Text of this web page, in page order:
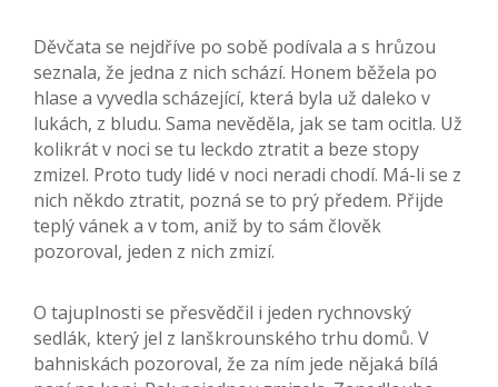
Děvčata se nejdříve po sobě podívala a s hrůzou
seznala, že jedna z nich schází. Honem běžela po
hlase a vyvedla scházející, která byla už daleko v
lukách, z bludu. Sama nevěděla, jak se tam ocitla. Už
kolikrát v noci se tu leckdo ztratit a beze stopy
zmizel. Proto tudy lidé v noci neradi chodí. Má-li se z
nich někdo ztratit, pozná se to prý předem. Přijde
teplý vánek a v tom, aniž by to sám člověk
pozoroval, jeden z nich zmizí.
O tajuplnosti se přesvědčil i jeden rychnovský
sedlák, který jel z lanškrounského trhu domů. V
bahniskách pozoroval, že za ním jede nějaká bílá